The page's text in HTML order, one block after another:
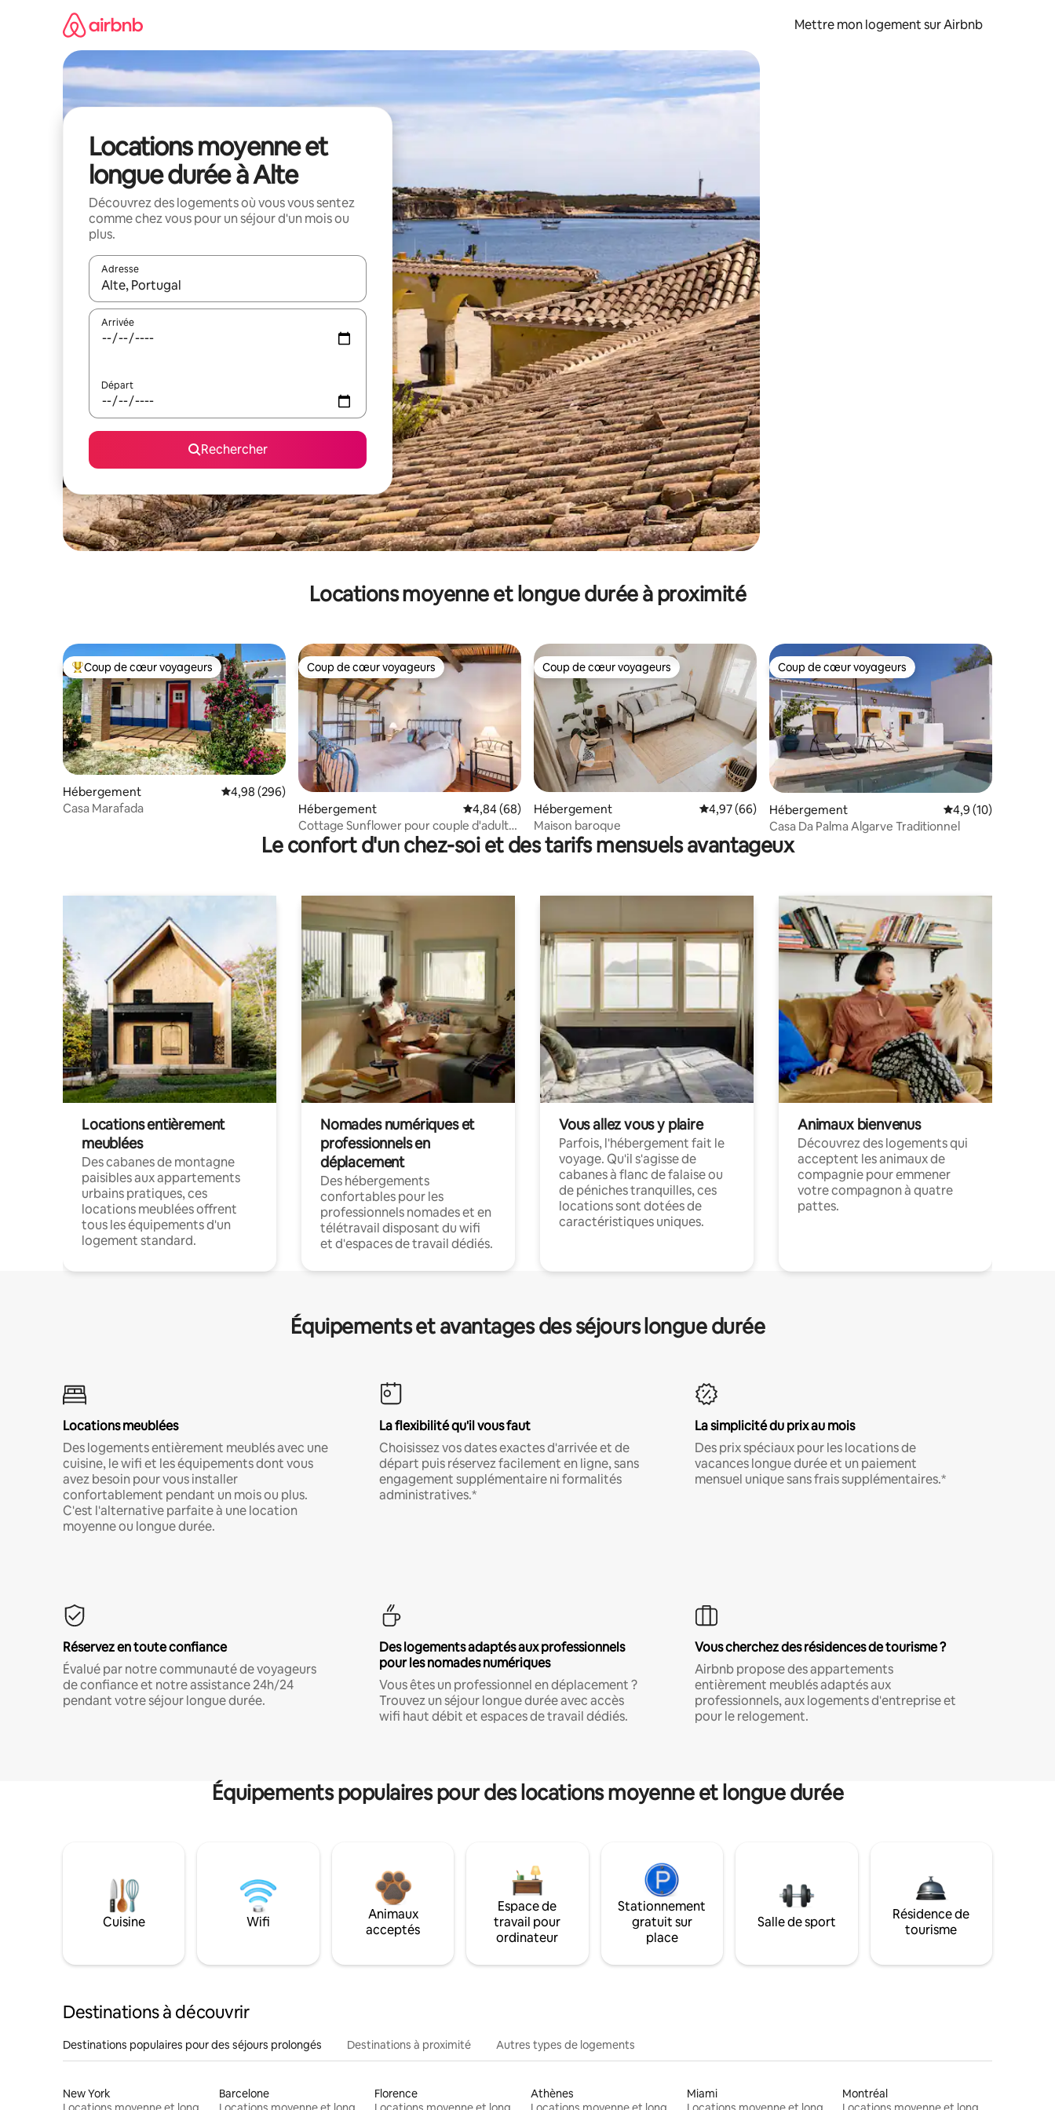
Mettre mon logement sur Airbnb
Locations moyenne et
longue durée à Alte
Découvrez des logements où vous vous sentez
comme chez vous pour un séjour d'un mois ou
plus.
Adresse
Lorsque les résultats s'affichent, utilisez les flèches vers le haut et vers le bas pour les parcourir ou en appuyant et en faisant glisser.
Arrivée
Départ
Rechercher
Locations moyenne et longue durée à proximité
Coups de cœur voyageurs les plus appréciés
Coup de cœur voyageurs
Hébergement Évaluation moyenne sur la base de 296 commentaires : 4,98 sur 5
4,98 (296)
Casa Marafada
Coup de cœur voyageurs
Coup de cœur voyageurs
Hébergement Évaluation moyenne sur la base de 68 commentaires : 4,84 sur 5
4,84 (68)
Cottage Sunflower pour couple d'adultes
uniquement
Coup de cœur voyageurs
Coup de cœur voyageurs
Hébergement Évaluation moyenne sur la base de 66 commentaires : 4,97 sur 5
4,97 (66)
Maison baroque
Coup de cœur voyageurs
Coup de cœur voyageurs
Hébergement Évaluation
4,9 (10)
Casa Da Palma Algarve Traditionnel
Le confort d'un chez-soi et des tarifs mensuels avantageux
Locations entièrement
meublées
Des cabanes de montagne
paisibles aux appartements
urbains pratiques, ces
locations meublées offrent
tous les équipements d'un
logement standard.
Nomades numériques et
professionnels en
déplacement
Des hébergements
confortables pour les
professionnels nomades et en
télétravail disposant du wifi
et d'espaces de travail dédiés.
Vous allez vous y plaire
Parfois, l'hébergement fait le
voyage. Qu'il s'agisse de
cabanes à flanc de falaise ou
de péniches tranquilles, ces
locations sont dotées de
caractéristiques uniques.
Animaux bienvenus
Découvrez des logements qui
acceptent les animaux de
compagnie pour emmener
votre compagnon à quatre
pattes.
Équipements et avantages des séjours longue durée
Locations meublées
Des logements entièrement meublés avec une
cuisine, le wifi et les équipements dont vous
avez besoin pour vous installer
confortablement pendant un mois ou plus.
C'est l'alternative parfaite à une location
moyenne ou longue durée.
La flexibilité qu'il vous faut
Choisissez vos dates exactes d'arrivée et de
départ puis réservez facilement en ligne, sans
engagement supplémentaire ni formalités
administratives.*
La simplicité du prix au mois
Des prix spéciaux pour les locations de
vacances longue durée et un paiement
mensuel unique sans frais supplémentaires.*
Réservez en toute confiance
Évalué par notre communauté de voyageurs
de confiance et notre assistance 24h/24
pendant votre séjour longue durée.
Des logements adaptés aux professionnels
pour les nomades numériques
Vous êtes un professionnel en déplacement ?
Trouvez un séjour longue durée avec accès
wifi haut débit et espaces de travail dédiés.
Vous cherchez des résidences de tourisme ?
Airbnb propose des appartements
entièrement meublés adaptés aux
professionnels, aux logements d'entreprise et
pour le relogement.
Équipements populaires pour des locations moyenne et longue durée
Cuisine Wifi
Animaux
acceptés
Espace de
travail pour
ordinateur
Stationnement
gratuit sur
place
Salle de sport
Résidence de
tourisme
Destinations à découvrir
Destinations populaires pour des séjours prolongés Destinations à proximité Autres types de logements
New York
Barcelone
Florence
Athènes
Miami
Montréal